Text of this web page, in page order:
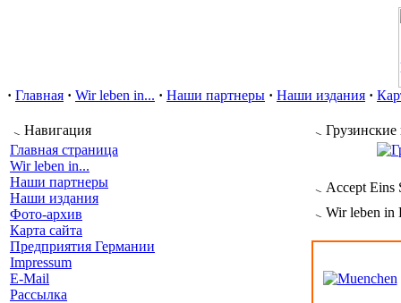
· Главная · Wir leben in... · Наши партнеры · Наши издания ·
Навигация
Главная страница
Wir leben in...
Наши партнеры
Наши издания
Фото-архив
Карта сайта
Предприятия Германии
Impressum
E-Mail
Рассылка
Accept Eins
Wir leben in